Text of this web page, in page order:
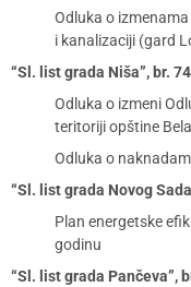
Odluka o
i kanalizaciji (gard
“Sl. list grada Niša”, br.
Odluka o izmeni
teritoriji opštine
Odluka o
“Sl. list grada Novog
Plan energetske
godinu
“Sl. list grada Pančeva”,